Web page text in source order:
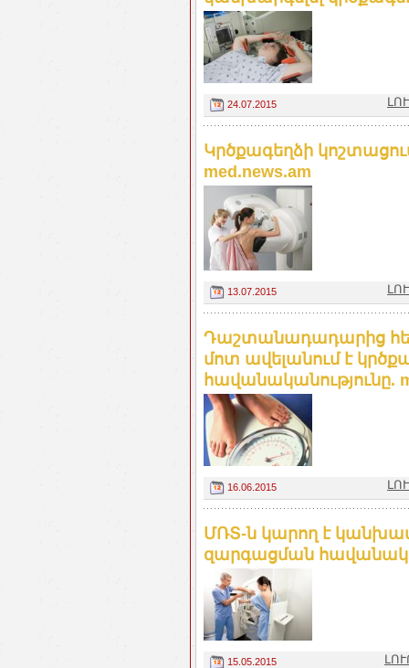
24.07.2015
Կրծքագեղձի
med.news.am
13.07.2015
Դաշտանադադարից
մոտ ավելանում է
հավանականությունը.
16.06.2015
ՄՌՏ-ն կարող է
զարգացման
15.05.2015